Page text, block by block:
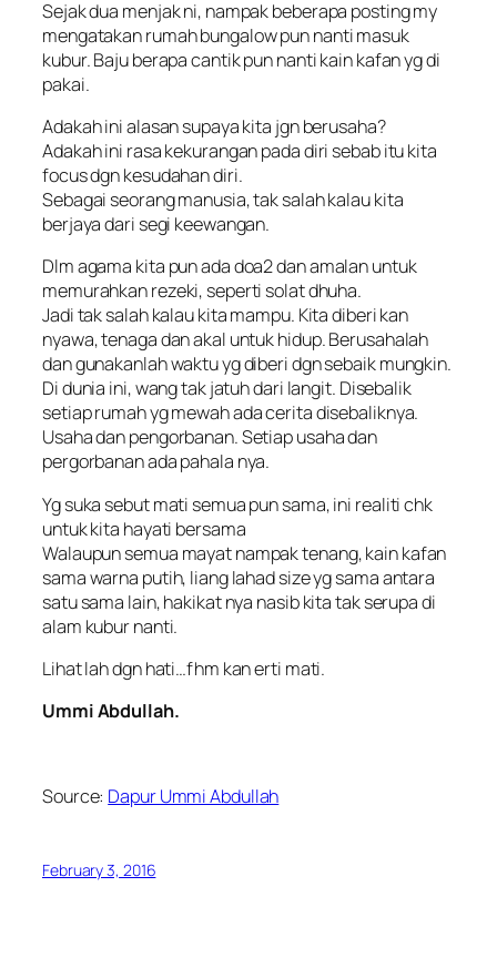
Sejak dua menjak ni, nampak beberapa posting my
mengatakan rumah bungalow pun nanti masuk
kubur. Baju berapa cantik pun nanti kain kafan yg di
pakai.
Adakah ini alasan supaya kita jgn berusaha?
Adakah ini rasa kekurangan pada diri sebab itu kita
focus dgn kesudahan diri.
Sebagai seorang manusia, tak salah kalau kita
berjaya dari segi keewangan.
Dlm agama kita pun ada doa2 dan amalan untuk
memurahkan rezeki, seperti solat dhuha.
Jadi tak salah kalau kita mampu. Kita diberi kan
nyawa, tenaga dan akal untuk hidup. Berusahalah
dan gunakanlah waktu yg diberi dgn sebaik mungkin.
Di dunia ini, wang tak jatuh dari langit. Disebalik
setiap rumah yg mewah ada cerita disebaliknya.
Usaha dan pengorbanan. Setiap usaha dan
pergorbanan ada pahala nya.
Yg suka sebut mati semua pun sama, ini realiti chk
untuk kita hayati bersama
Walaupun semua mayat nampak tenang, kain kafan
sama warna putih, liang lahad size yg sama antara
satu sama lain, hakikat nya nasib kita tak serupa di
alam kubur nanti.
Lihat lah dgn hati…fhm kan erti mati.
Ummi Abdullah.
Source: Dapur Ummi Abdullah
February 3, 2016